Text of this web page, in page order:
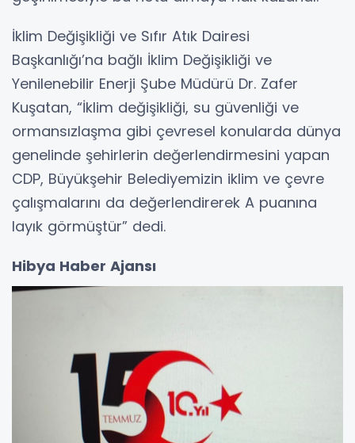
İklim Değişikliği ve Sıfır Atık Dairesi
Başkanlığı’na bağlı İklim Değişikliği ve
Yenilenebilir Enerji Şube Müdürü Dr. Zafer
Kuşatan, “İklim değişikliği, su güvenliği ve
ormansızlaşma gibi çevresel konularda dünya
genelinde şehirlerin değerlendirmesini yapan
CDP, Büyükşehir Belediyemizin iklim ve çevre
çalışmalarını da değerlendirerek A puanına
layık görmüştür” dedi.
Hibya Haber Ajansı